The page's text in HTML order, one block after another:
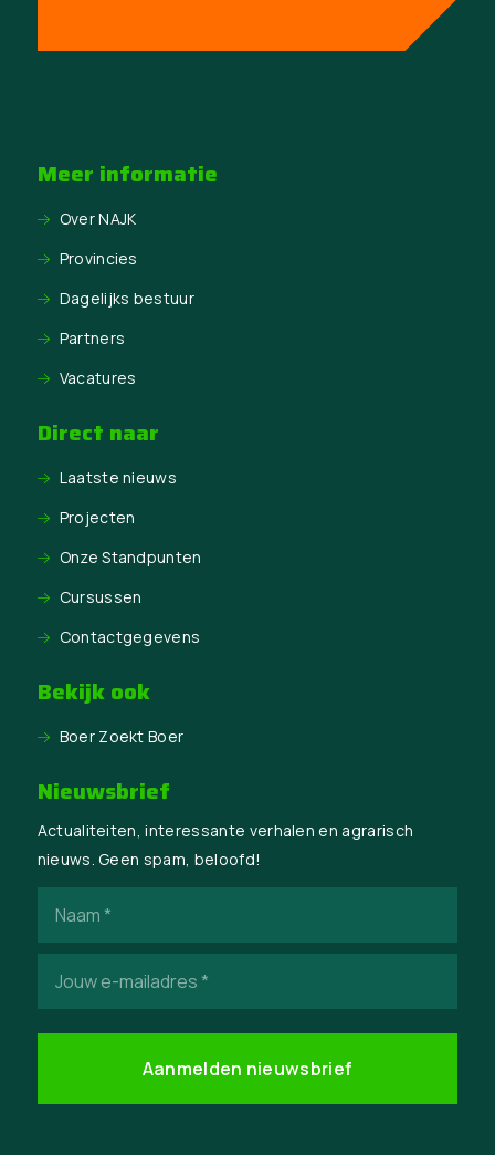
Meer informatie
Over NAJK
Provincies
Dagelijks bestuur
Partners
Vacatures
Direct naar
Laatste nieuws
Projecten
Onze Standpunten
Cursussen
Contactgegevens
Bekijk ook
Boer Zoekt Boer
Nieuwsbrief
Actualiteiten, interessante verhalen en agrarisch
nieuws. Geen spam, beloofd!
mailadres